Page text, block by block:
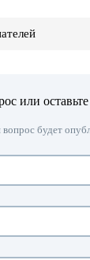
или
будет